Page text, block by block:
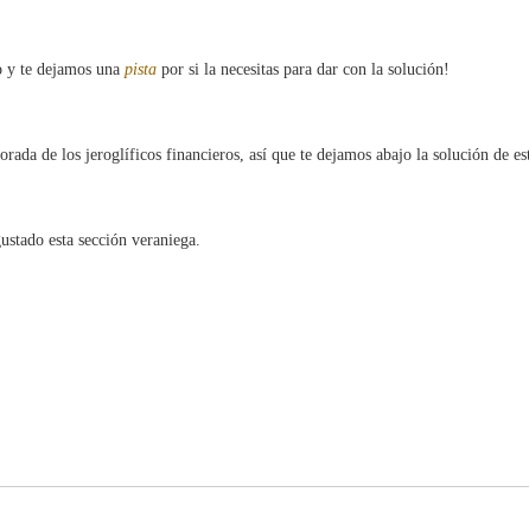
y te dejamos una pista por si la necesitas para dar con la solución!
de los jeroglíficos financieros, así que te dejamos abajo la solución de
esta sección veraniega.